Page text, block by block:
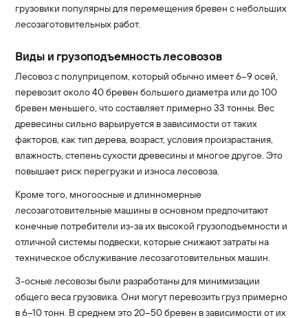
грузовики популярны для перемещения бревен с небольших
лесозаготовительных работ.
Виды и грузоподъемность лесовозов
Лесовоз с полуприцепом, который обычно имеет 6–9 осей,
перевозит около 40 бревен большего диаметра или до 100
бревен меньшего, что составляет примерно 33 тонны. Вес
древесины сильно варьируется в зависимости от таких
факторов, как тип дерева, возраст, условия произрастания,
влажность, степень сухости древесины и многое другое. Это
повышает риск перегрузки и износа лесовоза.
Кроме того, многоосные и длинномерные
лесозаготовительные машины в основном предпочитают
конечные потребители из-за их высокой грузоподъемности и
отличной системы подвески, которые снижают затраты на
техническое обслуживание лесозаготовительных машин.
3-осные лесовозы были разработаны для минимизации
общего веса грузовика. Они могут перевозить груз примерно
в 6–10 тонн. В среднем это 20–50 бревен в зависимости от их